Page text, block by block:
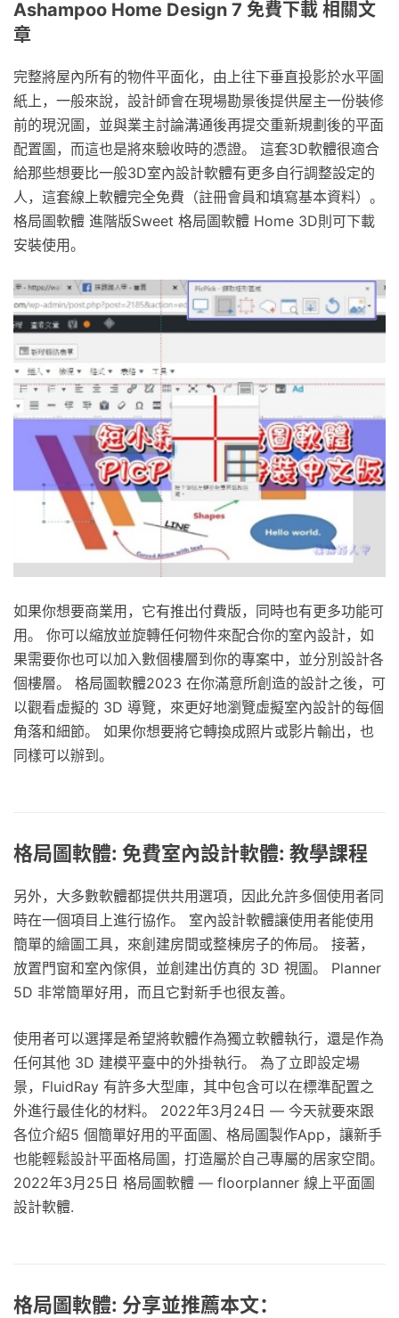
Ashampoo Home Design 7 免費下載 相關文
章
完整將屋內所有的物件平面化，由上往下垂直投影於水平圖
紙上，一般來說，設計師會在現場勘景後提供屋主一份裝修
前的現況圖，並與業主討論溝通後再提交重新規劃後的平面
配置圖，而這也是將來驗收時的憑證。 這套3D軟體很適合
給那些想要比一般3D室內設計軟體有更多自行調整設定的
人，這套線上軟體完全免費（註冊會員和填寫基本資料）。
格局圖軟體 進階版Sweet 格局圖軟體 Home 3D則可下載
安裝使用。
如果你想要商業用，它有推出付費版，同時也有更多功能可
用。 你可以縮放並旋轉任何物件來配合你的室內設計，如
果需要你也可以加入數個樓層到你的專案中，並分別設計各
個樓層。 格局圖軟體2023 在你滿意所創造的設計之後，可
以觀看虛擬的 3D 導覽，來更好地瀏覽虛擬室內設計的每個
角落和細節。 如果你想要將它轉換成照片或影片輸出，也
同樣可以辦到。
格局圖軟體: 免費室內設計軟體: 教學課程
另外，大多數軟體都提供共用選項，因此允許多個使用者同
時在一個項目上進行協作。 室內設計軟體讓使用者能使用
簡單的繪圖工具，來創建房間或整棟房子的佈局。 接著，
放置門窗和室內傢俱，並創建出仿真的 3D 視圖。 Planner
5D 非常簡單好用，而且它對新手也很友善。
使用者可以選擇是希望將軟體作為獨立軟體執行，還是作為
任何其他 3D 建模平臺中的外掛執行。 為了立即設定場
景，FluidRay 有許多大型庫，其中包含可以在標準配置之
外進行最佳化的材料。 2022年3月24日 — 今天就要來跟
各位介紹5 個簡單好用的平面圖、格局圖製作App，讓新手
也能輕鬆設計平面格局圖，打造屬於自己專屬的居家空間。
2022年3月25日 格局圖軟體 — floorplanner 線上平面圖
設計軟體.
格局圖軟體: 分享並推薦本文：